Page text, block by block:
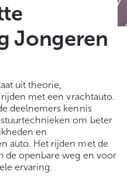
Jongeren
uit theorie,
met een vrachtauto.
deelnemers kennis
om beter
en
auto. Het rijden met de
de openbare weg en voor
ervaring.